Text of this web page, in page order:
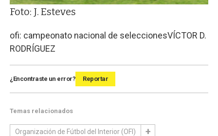
Foto: J. Esteves
ofi: campeonato nacional de seleccionesVÍCTOR D.
RODRÍGUEZ
¿Encontraste un error? Reportar
Temas relacionados
Organización de Fútbol del Interior (OFI)